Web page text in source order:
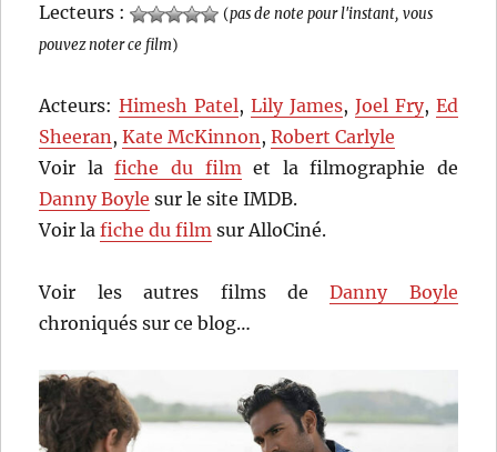
Lecteurs : (pas de note pour l'instant, vous
pouvez noter ce film)
Acteurs:Himesh Patel,Lily James, Joel Fry, Ed
Sheeran,Kate McKinnon,Robert Carlyle
Voir lafiche du filmet la filmographie de
Danny Boyle sur le site IMDB.
Voir lafiche du film sur AlloCiné.
Voir les autres films deDanny Boyle
chroniqués sur ce blog…